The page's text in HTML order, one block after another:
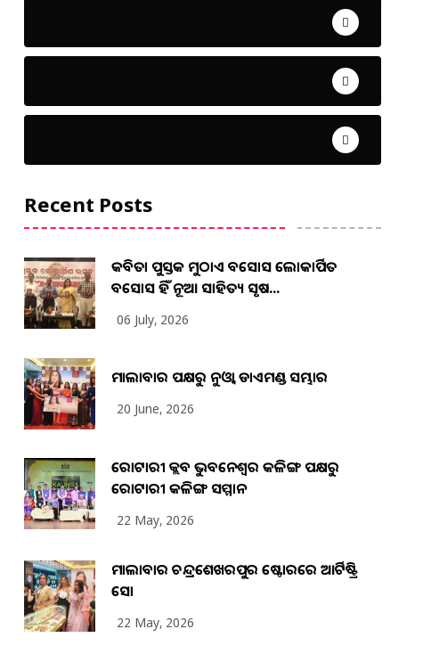
Recent Posts
କବିତା ପୁସ୍ତକ ମୁଠାଏ ଅବସୋସ ଲୋକାର୍ପିତ
ଅବସୋସ ହିଁ ନୂଆ ସାହିତ୍ୟ ସୃଷ...
06 July, 2026
ମାଲାବାର ପକ୍ଷରୁ ନୁଓ୍ବା ଡାଏମଣ୍ଡ ସମ୍ଭାର
20 June, 2026
ରୋଟାରୀ କ୍ଲବ ଭୁବନେଶ୍ୱର କଳିଙ୍ଗ ପକ୍ଷରୁ
ରୋଟାରୀ କଳିଙ୍ଗ ସମ୍ମାନ
22 May, 2026
ମାଲାବାର ଚନ୍ଦ୍ରଶେଖରପୁର ଷ୍ଟୋରରେ ଆର୍ଟିଷ୍ଟ୍ରି
ସୋ
22 May, 2026